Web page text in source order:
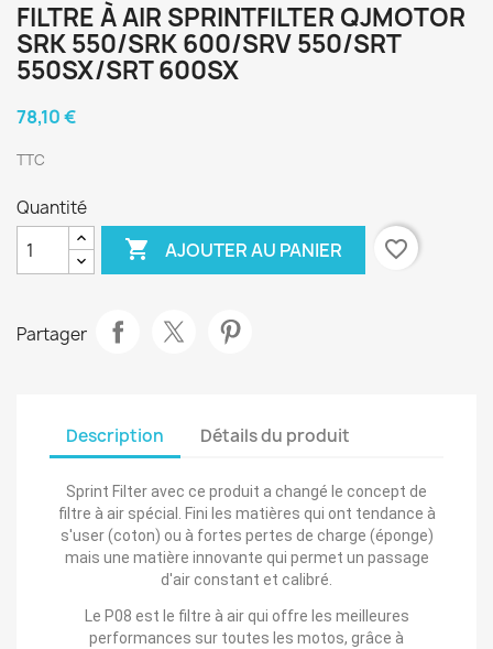
FILTRE À AIR SPRINTFILTER QJMOTOR
SRK 550/SRK 600/SRV 550/SRT
550SX/SRT 600SX
78,10 €
TTC
Quantité
 AJOUTER AU PANIER favorite_border
Partager
Description Détails du produit
Sprint Filter avec ce produit a changé le concept de
filtre à air spécial. Fini les matières qui ont tendance à
s'user (coton) ou à fortes pertes de charge (éponge)
mais une matière innovante qui permet un passage
d'air constant et calibré.
Le P08 est le filtre à air qui offre les meilleures
performances sur toutes les motos, grâce à